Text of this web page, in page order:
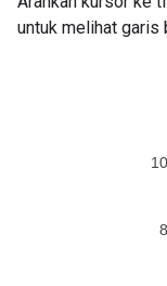
untuk melihat garis